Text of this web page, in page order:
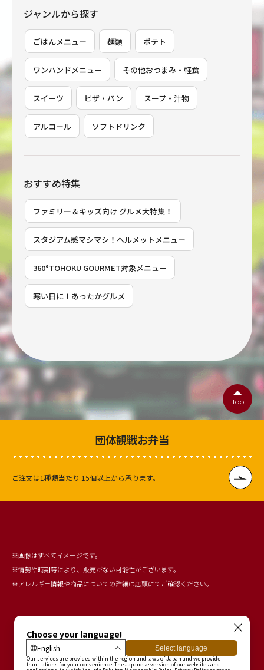
ジャンルから探す
ごはんメニュー 麺類 ポテト
ワンハンドメニュー その他おつまみ・軽食
スイーツ ピザ・パン スープ・汁物
アルコール ソフトドリンク
おすすめ特集
ファミリー＆キッズ向け グルメ大特集！
スタジアム感マシマシ！ヘルメットメニュー
360°TOHOKU GOURMET対象メニュー
寒い日に！あったかグルメ
Top
※画像はすべてイメージです。
※情勢や時期等により、販売がない可能性がございます。
※アレルギー情報や商品についての詳細は店頭にてご確認ください。
団体観戦お弁当
ご注文は1種類当たり 15個以上から承ります。